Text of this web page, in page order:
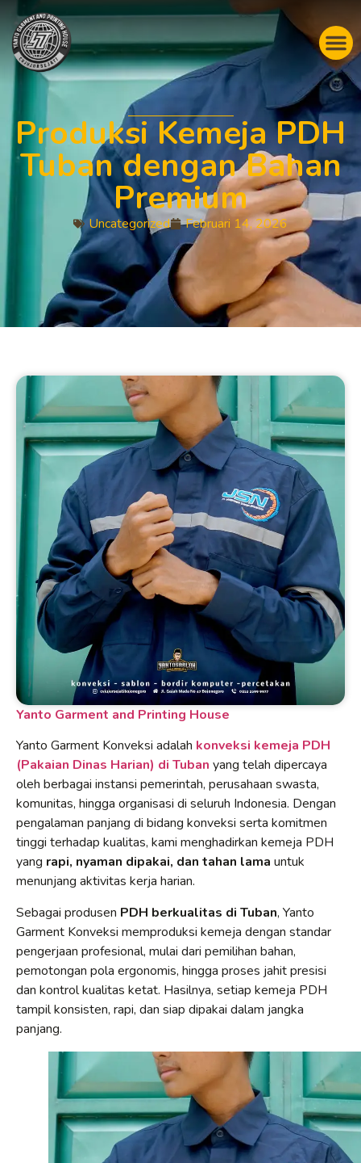
Produksi Kemeja PDH
Tuban dengan Bahan
Premium
Uncategorized Februari 14, 2026
Yanto Garment and Printing House
Yanto Garment Konveksi adalah konveksi kemeja PDH
(Pakaian Dinas Harian) di Tuban yang telah dipercaya
oleh berbagai instansi pemerintah, perusahaan swasta,
komunitas, hingga organisasi di seluruh Indonesia. Dengan
pengalaman panjang di bidang konveksi serta komitmen
tinggi terhadap kualitas, kami menghadirkan kemeja PDH
yang rapi, nyaman dipakai, dan tahan lama untuk
menunjang aktivitas kerja harian.
Sebagai produsen PDH berkualitas di Tuban, Yanto
Garment Konveksi memproduksi kemeja dengan standar
pengerjaan profesional, mulai dari pemilihan bahan,
pemotongan pola ergonomis, hingga proses jahit presisi
dan kontrol kualitas ketat. Hasilnya, setiap kemeja PDH
tampil konsisten, rapi, dan siap dipakai dalam jangka
panjang.